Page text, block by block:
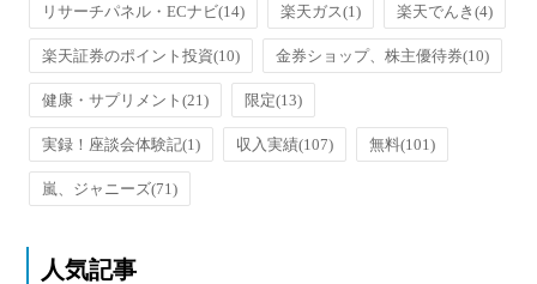
リサーチパネル・ECナビ(14) 楽天ガス(1) 楽天でんき(4)
楽天証券のポイント投資(10) 金券ショップ、株主優待券(10)
健康・サプリメント(21) 限定(13)
実録！座談会体験記(1) 収入実績(107) 無料(101)
嵐、ジャニーズ(71)
人気記事